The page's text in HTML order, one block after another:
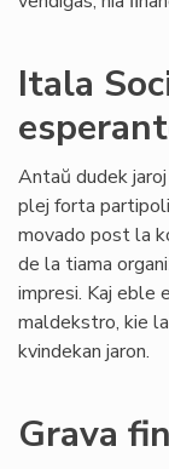
Itala
Antaŭ dudek
plej forta
movado post la
de la tiama
impresi. Kaj eble
maldekstro, kie
kvindekan jaron.
Grava